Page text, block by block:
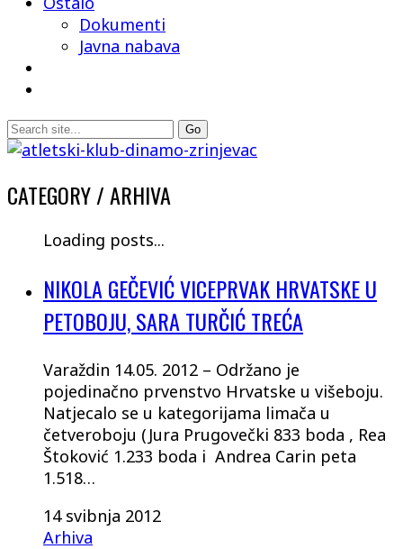
Dokumenti
Javna nabava
CATEGORY /ARHIVA
Loading posts...
NIKOLA GEČEVIĆ VICEPRVAK HRVATSKE U
PETOBOJU, SARA TURČIĆ TREĆA
Varaždin 14.05. 2012 – Održano je
pojedinačno prvenstvo Hrvatske u višeboju.
Natjecalo se u kategorijama limača u
četveroboju (Jura Prugovečki 833 boda , Rea
Štoković 1.233 boda i Andrea Carin peta
1.518…
14 svibnja 2012
Arhiva